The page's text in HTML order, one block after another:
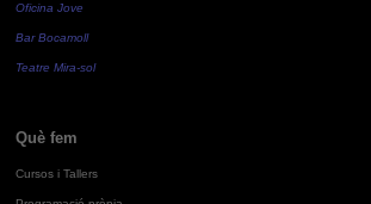
Oficina Jove
Bar Bocamoll
Teatre Mira-sol
Què fem
Cursos i Tallers